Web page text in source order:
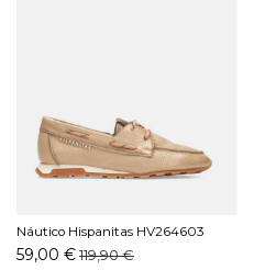
Náutico Hispanitas HV264603
C002 Camel
59,00 €119,90 €